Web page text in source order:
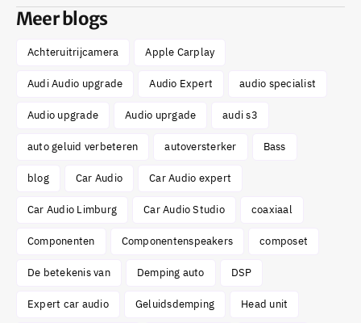
Meer blogs
Achteruitrijcamera Apple Carplay
Audi Audio upgrade Audio Expert audio specialist
Audio upgrade Audio uprgade audi s3
auto geluid verbeteren autoversterker Bass
blog Car Audio Car Audio expert
Car Audio Limburg Car Audio Studio coaxiaal
Componenten Componentenspeakers composet
De betekenis van Demping auto DSP
Expert car audio Geluidsdemping Head unit